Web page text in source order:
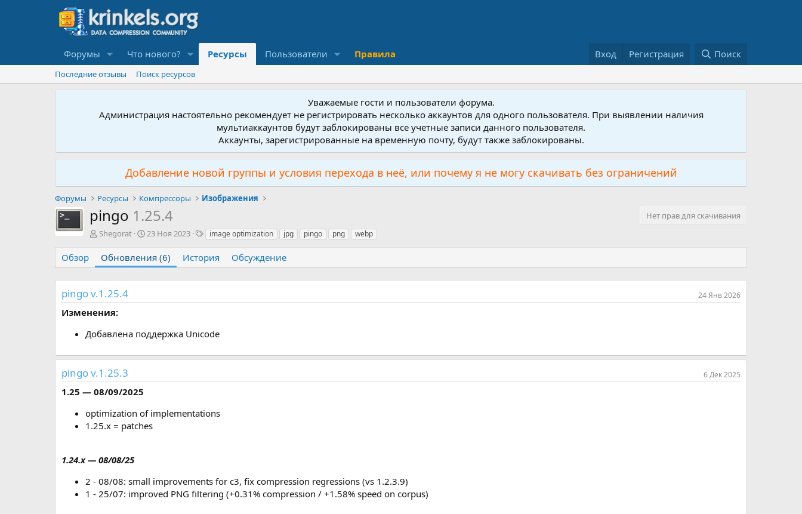
Форумы Что нового? Ресурсы Пользователи Правила Вход Регистрация Поиск
Последние отзывы Поиск ресурсов
Уважаемые гости и пользователи форума.
Администрация настоятельно рекомендует не регистрировать несколько аккаунтов для одного пользователя. При выявлении наличия
мультиаккаунтов будут заблокированы все учетные записи данного пользователя.
Аккаунты, зарегистрированные на временную почту, будут также заблокированы.
Добавление новой группы и условия перехода в неё, или почему я не могу скачивать без ограничений
Форумы Ресурсы Компрессоры Изображения
pingo 1.25.4
Нет прав для скачивания
А
т
о
Shegorat
Д
т
а
и
23 Ноя 2023
Т
г
и
image optimization jpg pingo png webp
Обзор Обновления (6) История Обсуждение
pingo v.1.25.4 24 Янв 2026
Изменения:
Добавлена поддержка Unicode
pingo v.1.25.3 6 Дек 2025
1.25 — 08/09/2025
optimization of implementations
1.25.x = patches
1.24.x — 08/08/25
2 - 08/08: small improvements for c3, fix compression regressions (vs 1.2.3.9)
1 - 25/07: improved PNG filtering (+0.31% compression / +1.58% speed on corpus)